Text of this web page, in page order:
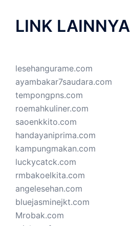
LINK LAINNYA
lesehangurame.com
ayambakar7saudara.com
tempongpns.com
roemahkuliner.com
saoenkkito.com
handayaniprima.com
kampungmakan.com
luckycatck.com
rmbakoelkita.com
angelesehan.com
bluejasminejkt.com
Mrobak.com